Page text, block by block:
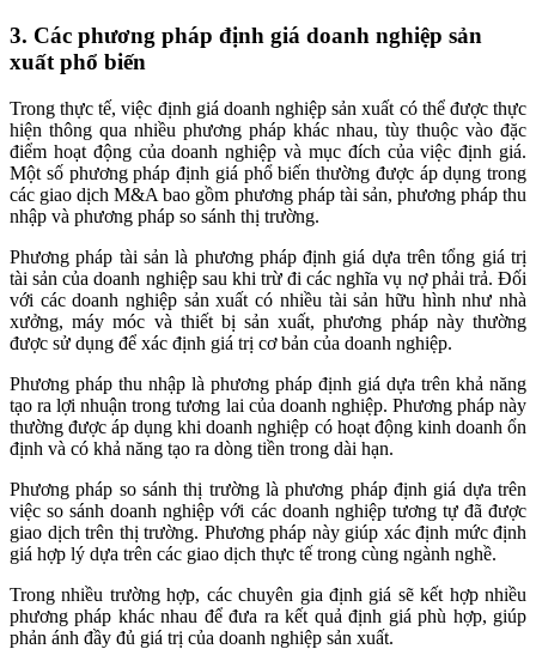
3. Các phương pháp định giá doanh nghiệp sản
xuất phổ biến
Trong thực tế, việc định giá doanh nghiệp sản xuất có thể được thực
hiện thông qua nhiều phương pháp khác nhau, tùy thuộc vào đặc
điểm hoạt động của doanh nghiệp và mục đích của việc định giá.
Một số phương pháp định giá phổ biến thường được áp dụng trong
các giao dịch M&A bao gồm phương pháp tài sản, phương pháp thu
nhập và phương pháp so sánh thị trường.
Phương pháp tài sản là phương pháp định giá dựa trên tổng giá trị
tài sản của doanh nghiệp sau khi trừ đi các nghĩa vụ nợ phải trả. Đối
với các doanh nghiệp sản xuất có nhiều tài sản hữu hình như nhà
xưởng, máy móc và thiết bị sản xuất, phương pháp này thường
được sử dụng để xác định giá trị cơ bản của doanh nghiệp.
Phương pháp thu nhập là phương pháp định giá dựa trên khả năng
tạo ra lợi nhuận trong tương lai của doanh nghiệp. Phương pháp này
thường được áp dụng khi doanh nghiệp có hoạt động kinh doanh ổn
định và có khả năng tạo ra dòng tiền trong dài hạn.
Phương pháp so sánh thị trường là phương pháp định giá dựa trên
việc so sánh doanh nghiệp với các doanh nghiệp tương tự đã được
giao dịch trên thị trường. Phương pháp này giúp xác định mức định
giá hợp lý dựa trên các giao dịch thực tế trong cùng ngành nghề.
Trong nhiều trường hợp, các chuyên gia định giá sẽ kết hợp nhiều
phương pháp khác nhau để đưa ra kết quả định giá phù hợp, giúp
phản ánh đầy đủ giá trị của doanh nghiệp sản xuất.